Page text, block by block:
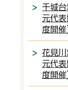
千城
元代
度開催
花見
元代
度開催